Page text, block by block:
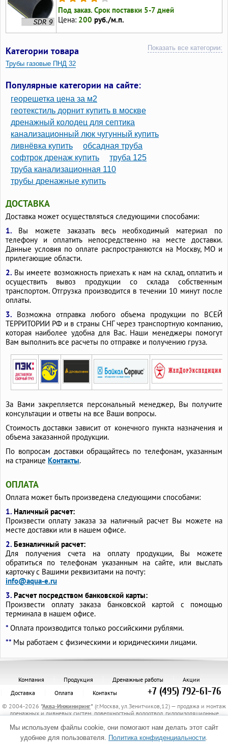
Под заказ. Срок поставки 5-7 дней
Цена: 200 руб./м.п.
Категории товара Показать все категории:
Трубы газовые ПНД 32
Пластиковые трубы для газа в частном доме
ПВХ трубы для газа
Гибкие газовые трубы
Газопроводные трубы
Газовые трубы желтые
Популярные категории на сайте:
георешетка цена за м2
геотекстиль дорнит купить в москве
дренажный колодец для септика
канализационный люк чугунный купить
ливнёвка купить
обсадная труба
софтрок дренаж купить
труба 125
труба канализационная 110
трубы дренажные купить
ДОСТАВКА
Доставка может осуществляться следующими способами:
1. Вы можете заказать весь необходимый материал по
телефону и оплатить непосредственно на месте доставки.
Данные условия по оплате распространяются на Москву, МО и
прилегающие области.
2. Вы имеете возможность приехать к нам на склад, оплатить и
осуществить вывоз продукции со склада собственным
транспортом. Отгрузка производится в течении 10 минут после
оплаты.
3. Возможна отправка любого объема продукции по ВСЕЙ
ТЕРРИТОРИИ РФ и в страны СНГ через транспортную компанию,
которая наиболее удобна для Вас. Наши менеджеры помогут
Вам выполнить все расчеты по отправке и получению груза.
За Вами закрепляется персональный менеджер, Вы получите
консультации и ответы на все Ваши вопросы.
Стоимость доставки зависит от конечного пункта назначения и
объема заказанной продукции.
По вопросам доставки обращайтесь по телефонам, указанным
на странице Контакты.
ОПЛАТА
Оплата может быть произведена следующими способами:
1. Наличный расчет:
Произвести оплату заказа за наличный расчет Вы можете на
месте доставки или в нашем офисе.
2. Безналичный расчет:
Для получения счета на оплату продукции, Вы можете
обратиться по телефонам указанным на сайте, или выслать
карточку с Вашими реквизитами на почту:
info@aqua-e.ru
3. Расчет посредством банковской карты:
Произвести оплату заказа банковской картой с помощью
терминала в нашем офисе.
* Оплата производится только российскими рублями.
** Мы работаем с физическими и юридическими лицами.
Компания Продукция Дренажные работы
Акции
Доставка
Оплата Контакты +7 (495) 792-61-76
© 2004-2026 "Аква-Инжиниринг" (г.Москва, ул.Зенитчиков,12) — продажа и монтаж
дренажных и ливневых систем, поверхностный водоотвод, гидроизоляционные
для укрепления грунта, электрообогрев трубопроводов.
Политика обработки персональных данных
Мы используем файлы cookie, они помогают нам делать этот сайт
удобнее для пользователя. Политика конфиденциальности.